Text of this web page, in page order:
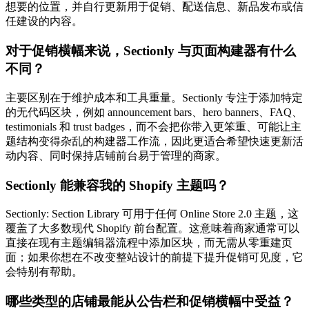
想要的位置，并自行更新用于促销、配送信息、新品发布或信
任建设的内容。
对于促销横幅来说，Sectionly 与页面构建器有什么
不同？
主要区别在于维护成本和工具重量。Sectionly 专注于添加特定
的无代码区块，例如 announcement bars、hero banners、FAQ、
testimonials 和 trust badges，而不会把你带入更笨重、可能让主
题结构变得杂乱的构建器工作流，因此更适合希望快速更新活
动内容、同时保持店铺前台易于管理的商家。
Sectionly 能兼容我的 Shopify 主题吗？
Sectionly: Section Library 可用于任何 Online Store 2.0 主题，这
覆盖了大多数现代 Shopify 前台配置。这意味着商家通常可以
直接在现有主题编辑器流程中添加区块，而无需从零重建页
面；如果你想在不改变整站设计的前提下提升促销可见度，它
会特别有帮助。
哪些类型的店铺最能从公告栏和促销横幅中受益？